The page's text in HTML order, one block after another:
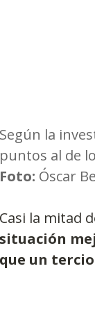
Según la
puntos al de
Foto: Óscar
Casi la mitad
situación
que un